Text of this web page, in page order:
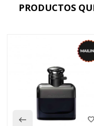
PRODUCTOS